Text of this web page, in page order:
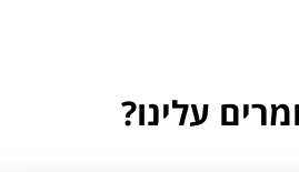
עלינו?